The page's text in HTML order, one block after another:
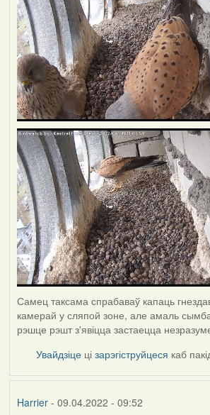
Самец таксама спрабаваў капаць
камерай у сляпой зоне, але амаль
рэшце рэшт з'явіцца застаецца
Увайдзіце цізарэгіструйцеся каб
Harrier- 09.04.2022 - 09:52